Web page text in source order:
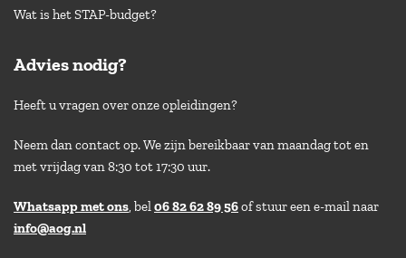
Wat is het STAP-budget?
Advies nodig?
Heeft u vragen over onze opleidingen?
Neem dan contact op. We zijn bereikbaar van maandag tot en
met vrijdag van 8:30 tot 17:30 uur.
Whatsapp met ons , bel 06 82 62 89 56of stuur een e-mail naar
info@aog.nl